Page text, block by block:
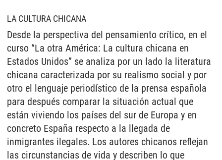
LA CULTURA CHICANA
Desde la perspectiva del pensamiento crítico, en el
curso “La otra América: La cultura chicana en
Estados Unidos” se analiza por un lado la literatura
chicana caracterizada por su realismo social y por
otro el lenguaje periodístico de la prensa española
para después comparar la situación actual que
están viviendo los países del sur de Europa y en
concreto España respecto a la llegada de
inmigrantes ilegales. Los autores chicanos reflejan
las circunstancias de vida y describen lo que